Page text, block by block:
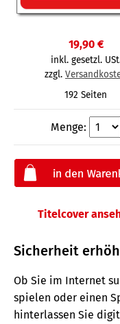
19,90 €
inkl. gesetzl.
zzgl.
192 Seiten
Menge:
Titelcover
Sicherheit
Ob Sie im Internet
spielen oder einen
hinterlassen Sie